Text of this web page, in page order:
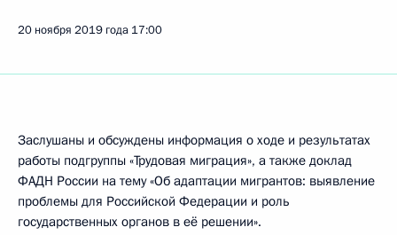
20 ноября 2019 года 17:00
Заслушаны и обсуждены информация о ходе и результатах
работы подгруппы «Трудовая миграция», а также доклад
ФАДН России на тему «Об адаптации мигрантов: выявление
проблемы для Российской Федерации и роль
государственных органов в её решении».